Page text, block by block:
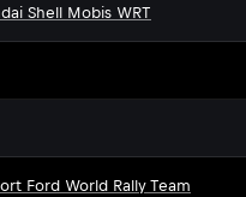
Shell Mobis WRT
Ford World Rally Team